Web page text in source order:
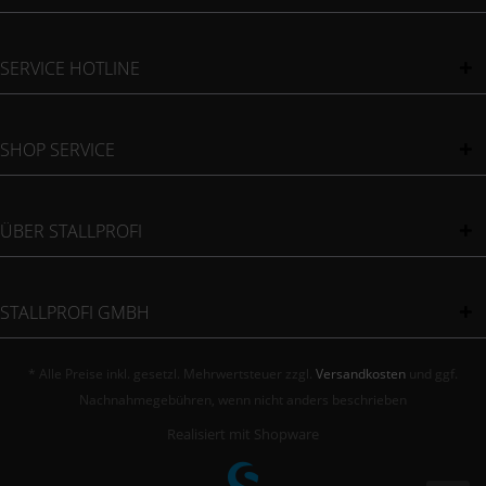
SERVICE HOTLINE
SHOP SERVICE
ÜBER STALLPROFI
STALLPROFI GMBH
* Alle Preise inkl. gesetzl. Mehrwertsteuer zzgl. Versandkosten und ggf.
Nachnahmegebühren, wenn nicht anders beschrieben
Realisiert mit Shopware